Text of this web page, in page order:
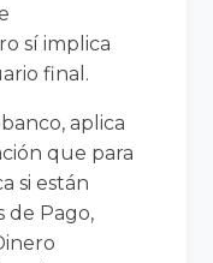
sí implica
final.
aplica
que para
si están
de Pago,